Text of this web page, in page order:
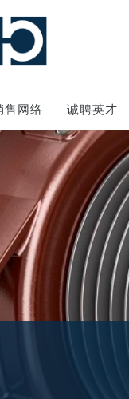
售网络 诚聘英才
齿轮变速箱